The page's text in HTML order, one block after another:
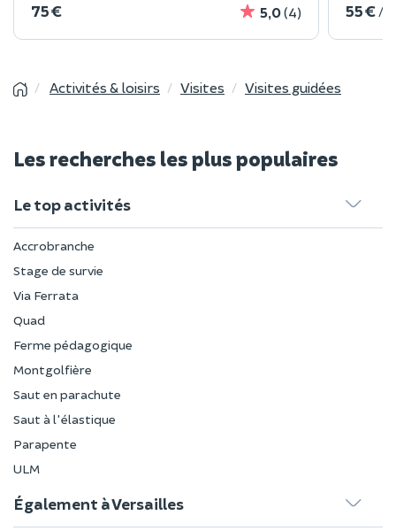
75 € 5,0(4) 55 € /
Activités & loisirs Visites Visites guidées
Les recherches les plus populaires
Le top activités
Accrobranche
Stage de survie
Via Ferrata
Quad
Ferme pédagogique
Montgolfière
Saut en parachute
Saut à l'élastique
Parapente
ULM
Également à Versailles